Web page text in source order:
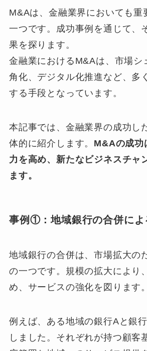
M&Aは、金融業界においても重
一つです。成功事例を通じて、
果を探ります。
金融業におけるM&Aは、市場シ
角化、デジタル化推進など、多
する手段となっています。
本記事では、金融業界の成功し
体的に紹介します。 M&Aの成功
力を高め、新たなビジネスチャ
ます。
事例①：地域銀行の合併によ
地域銀行の合併は、市場拡大の
の一つです。規模の拡大により
め、サービスの強化を図ります。
例えば、ある地域の銀行Aと銀
しました。それぞれが持つ顧客